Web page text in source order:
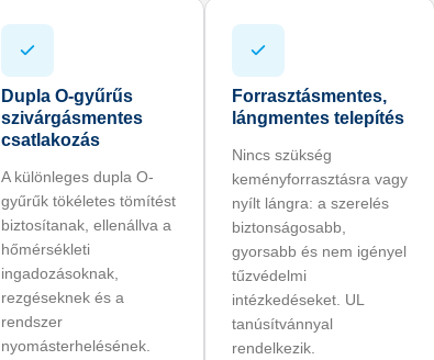
Dupla O-gyűrűs
szivárgásmentes
csatlakozás
A különleges dupla O-
gyűrűk tökéletes tömítést
biztosítanak, ellenállva a
hőmérsékleti
ingadozásoknak,
rezgéseknek és a
rendszer
nyomásterhelésének.
Forrasztásmentes,
lángmentes telepítés
Nincs szükség
keményforrasztásra vagy
nyílt lángra: a szerelés
biztonságosabb,
gyorsabb és nem igényel
tűzvédelmi
intézkedéseket. UL
tanúsítvánnyal
rendelkezik.